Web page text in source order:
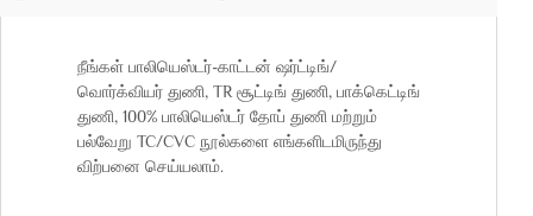
நீங்கள் பாலியெஸ்டர்-காட்டன் ஷர்ட்டிங்/
வொர்க்வியர் துணி, TR சூட்டிங் துணி, பாக்கெட்டிங்
துணி, 100% பாலியெஸ்டர் தோப் துணி மற்றும்
பல்வேறு TC/CVC நூல்களை எங்களிடமிருந்து
விற்பனை செய்யலாம்.